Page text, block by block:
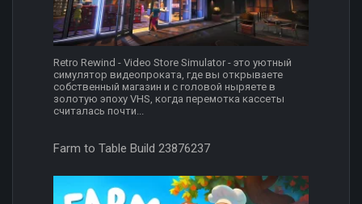
Retro Rewind - Video Store Simulator - это уютный
симулятор видеопроката, где вы открываете
собственный магазин и с головой ныряете в
золотую эпоху VHS, когда перемотка кассеты
считалась почти...
Farm to Table Build 23876237